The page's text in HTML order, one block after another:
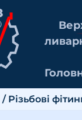
/ Різьбові